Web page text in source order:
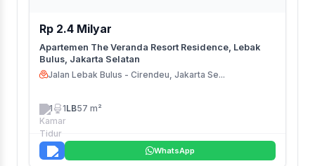
Rp 2.4 Milyar
Apartemen The Veranda Resort Residence, Lebak
Bulus, Jakarta Selatan
Jalan Lebak Bulus - Cirendeu, Jakarta Se...
1 1LB57 m²
WhatsApp